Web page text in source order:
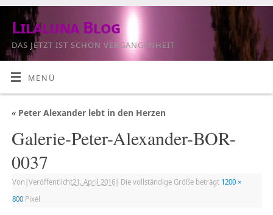
Lilaluna Blog
DAS JETZT IST SCHON VERGANGENHEIT
MENÜ
«Peter Alexander lebt in den Herzen
Galerie-Peter-Alexander-BOR-
0037
Von Veröffentlicht21. April 2016| Die vollständige Größe beträgt 1200 ×
800Pixel